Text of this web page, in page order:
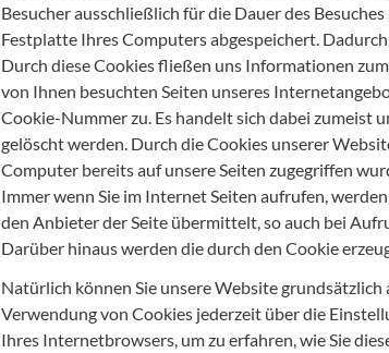
Besucher ausschließlich für die Dauer des
Festplatte Ihres Computers abgespeichert.
Durch diese Cookies fließen uns Informationen
von Ihnen besuchten Seiten unseres
Cookie-Nummer zu. Es handelt sich dabei zumeist
gelöscht werden. Durch die Cookies unserer
Computer bereits auf unsere Seiten zugegriffen
Immer wenn Sie im Internet Seiten aufrufen,
den Anbieter der Seite übermittelt, so auch bei
Darüber hinaus werden die durch den Cookie
Natürlich können Sie unsere Website grundsätzlich
Verwendung von Cookies jederzeit über die
Ihres Internetbrowsers, um zu erfahren, wie Sie